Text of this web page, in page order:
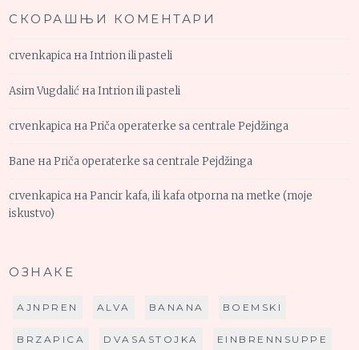
СКОРАШЊИ КОМЕНТАРИ
crvenkapica наIntrion ili pasteli
Asim Vugdalić наIntrion ili pasteli
crvenkapica наPriča operaterke sa centrale Pejdžinga
Bane наPriča operaterke sa centrale Pejdžinga
crvenkapica наPancir kafa, ili kafa otporna na metke (moje
iskustvo)
ОЗНАКЕ
AJNPREN ALVA BANANA BOEMSKI
BRZAPICA DVASASTOJKA EINBRENNSUPPE